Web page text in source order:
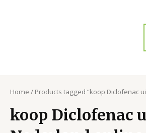
Home / Products tagged “koop Diclofenac
koop Diclofenac